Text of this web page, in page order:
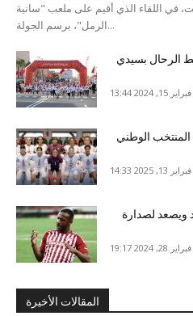
في اللقاء الذي أقيم على ملعب "سانية
الرمل"، برسم الجولة...
الرحال بسيدي
فبراير 15, 2024 13:44
المنتخب الوطني
فبراير 13, 2025 14:33
ويصعد لصدارة
فبراير 28, 2024 19:17
المقالات الأخيرة